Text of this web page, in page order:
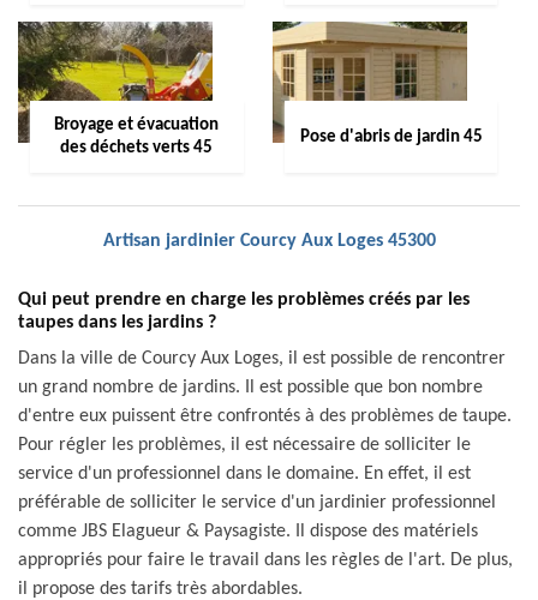
Broyage et évacuation
des déchets verts 45
Pose d'abris de jardin 45
Artisan jardinier Courcy Aux Loges 45300
Qui peut prendre en charge les problèmes créés par les
taupes dans les jardins ?
Dans la ville de Courcy Aux Loges, il est possible de rencontrer
un grand nombre de jardins. Il est possible que bon nombre
d'entre eux puissent être confrontés à des problèmes de taupe.
Pour régler les problèmes, il est nécessaire de solliciter le
service d'un professionnel dans le domaine. En effet, il est
préférable de solliciter le service d'un jardinier professionnel
comme JBS Elagueur & Paysagiste. Il dispose des matériels
appropriés pour faire le travail dans les règles de l'art. De plus,
il propose des tarifs très abordables.